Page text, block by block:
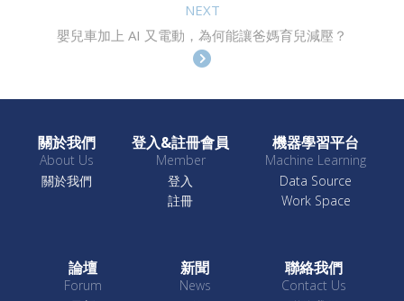
NEXT
嬰兒車加上 AI 又電動，為何能讓爸媽育兒減壓？
關於我們
About Us
關於我們
登入&註冊會員
Member
登入
註冊
機器學習平台
Machine Learning
Data Source
Work Space
論壇
Forum
新聞
News
聯絡我們
Contact Us